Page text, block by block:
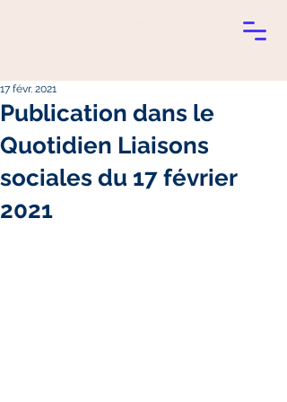
Publication dans le
Quotidien Liaisons
sociales du 17 février
2021
17 févr. 2021